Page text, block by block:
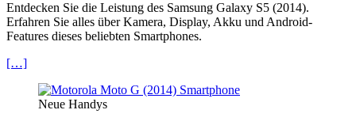
Entdecken Sie die Leistung des Samsung Galaxy S5 (2014).
Erfahren Sie alles über Kamera, Display, Akku und Android-
Features dieses beliebten Smartphones.
[…]
Neue Handys